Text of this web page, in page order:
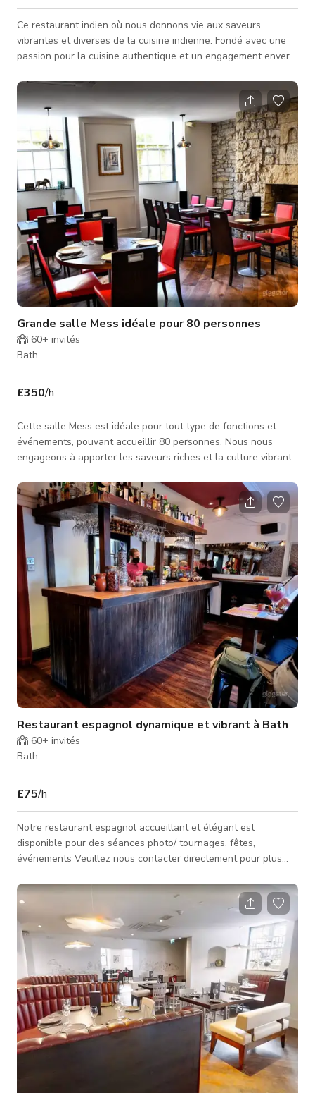
Ce restaurant indien où nous donnons vie aux saveurs
vibrantes et diverses de la cuisine indienne. Fondé avec une
passion pour la cuisine authentique et un engagement envers
partager le riche patrimoine culinaire de l'Inde avec le monde.
Nos chefs, avec leur connaissance approfondie et leur amour
pour la cuisine indienne, préparent méticuleusement chaque
plat en utilisant les ingrédients les plus frais et les épices
tradition
Grande salle Mess idéale pour 80 personnes
60+ invités
Bath
£350/h
Cette salle Mess est idéale pour tout type de fonctions et
événements, pouvant accueillir 80 personnes. Nous nous
engageons à apporter les saveurs riches et la culture vibrante
plats authentiques, préparés avec les ingrédients les plus
frais, nos chefs experts sont prêts à créer une expérience
culinaire vraiment inoubliable. Que vous ayez envie d'une
collation légère ou d'un repas complet, notre menu aura
quelque chose pour
Restaurant espagnol dynamique et vibrant à Bath
60+ invités
Bath
£75/h
Notre restaurant espagnol accueillant et élégant est
disponible pour des séances photo/ tournages, fêtes,
événements Veuillez nous contacter directement pour plus